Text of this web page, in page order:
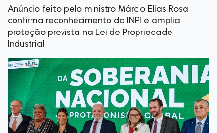
Anúncio feito pelo ministro Márcio Elias Rosa
confirma reconhecimento do INPI e amplia
proteção prevista na Lei de Propriedade
Industrial